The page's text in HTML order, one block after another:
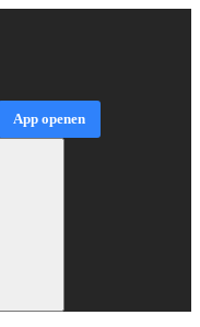
App openen